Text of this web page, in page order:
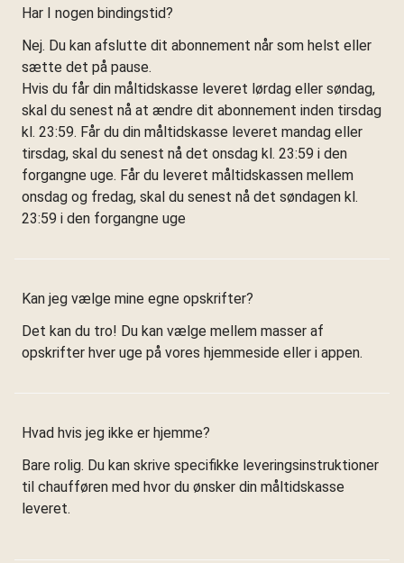
Har I nogen bindingstid?
Nej. Du kan afslutte dit abonnement når som helst eller
sætte det på pause.
Hvis du får din måltidskasse leveret lørdag eller søndag,
skal du senest nå at ændre dit abonnement inden tirsdag
kl. 23:59. Får du din måltidskasse leveret mandag eller
tirsdag, skal du senest nå det onsdag kl. 23:59 i den
forgangne uge. Får du leveret måltidskassen mellem
onsdag og fredag, skal du senest nå det søndagen kl.
23:59 i den forgangne uge
Kan jeg vælge mine egne opskrifter?
Det kan du tro! Du kan vælge mellem masser af
opskrifter hver uge på vores hjemmeside eller i appen.
Hvad hvis jeg ikke er hjemme?
Bare rolig. Du kan skrive specifikke leveringsinstruktioner
til chaufføren med hvor du ønsker din måltidskasse
leveret.